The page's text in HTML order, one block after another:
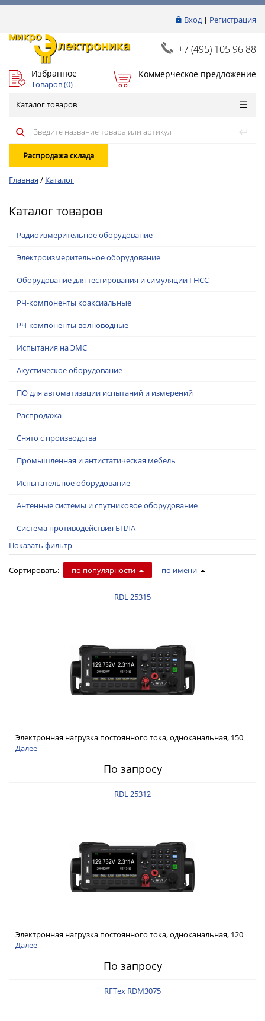
Вход| Регистрация
+7 (495) 105 96 88
Избранное
Товаров (0)
Коммерческое предложение
Каталог товаров
Распродажа склада
Главная / Каталог
Каталог товаров
Радиоизмерительное оборудование
Электроизмерительное оборудование
Оборудование для тестирования и симуляции ГНСС
РЧ-компоненты коаксиальные
РЧ-компоненты волноводные
Испытания на ЭМС
Акустическое оборудование
ПО для автоматизации испытаний и измерений
Распродажа
Снято с производства
Промышленная и антистатическая мебель
Испытательное оборудование
Антенные системы и спутниковое оборудование
Система противодействия БПЛА
Показать фильтр
Сортировать: по популярности по имени
RDL 25315
Электронная нагрузка постоянного тока, одноканальная, 150
В, 30 А, 300 Вт
Далее
По запросу
RDL 25312
Электронная нагрузка постоянного тока, одноканальная, 120
В, 60 А, 300 Вт
Далее
По запросу
RFTex RDM3075